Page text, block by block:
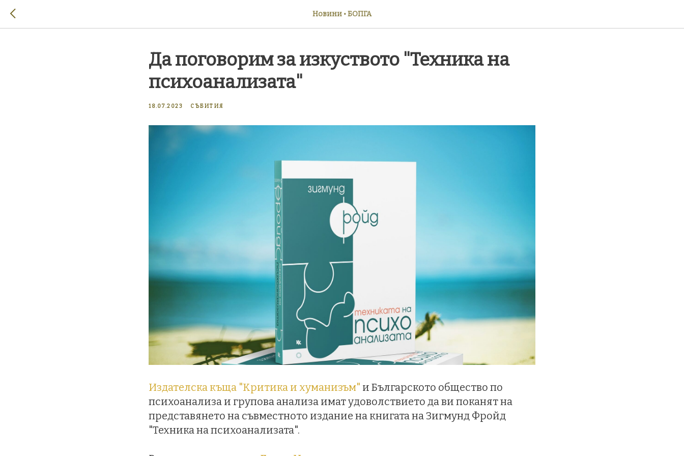
Новини • БОПГА
Да поговорим за изкуството "Техника на
психоанализата"
18.07.2023 СЪБИТИЯ
Издателска къща "Критика и хуманизъм" и Българското общество по
психоанализа и групова анализа имат удоволствието да ви поканят на
представянето на съвместното издание на книгата на Зигмунд Фройд
"Техника на психоанализата".